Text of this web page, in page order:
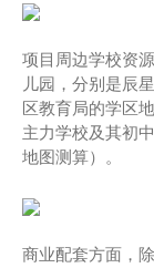
项目周边学校资
儿园，分别是辰
区教育局的学区
主力学校及其初
地图测算）。
商业配套方面，